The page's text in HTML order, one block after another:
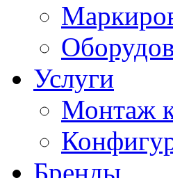
Услуги
Монтаж